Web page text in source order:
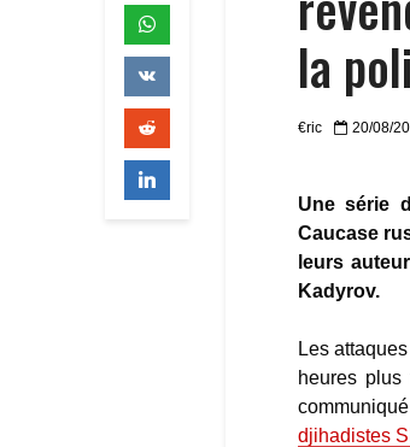
la
€ric 20/08/
Une série
Caucase
leurs
Kadyrov.
Les
heures plus
djihadistes